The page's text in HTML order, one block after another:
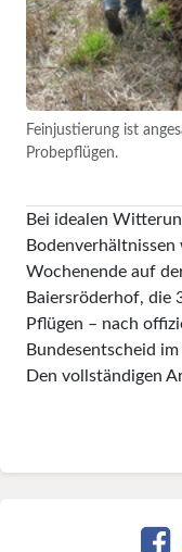
Feinjustierung ist
Probepflügen.
Bei idealen
Bodenverhältnissen
Wochenende auf
Baiersröderhof, die
Pflügen – nach
Bundesentscheid
Den vollständigen